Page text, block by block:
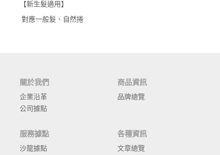
【新生髮適用】
對應一般髮 、 自然捲
關於我們
企業沿革
公司據點
商品資訊
品牌總覽
服務據點
沙龍據點
各種資訊
文章總覽